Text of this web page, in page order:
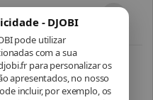
- DJOBI
pode utilizar
com a sua
para personalizar os
apresentados, no nosso
incluir, por exemplo, os
,Auscultadores para
Gaming Informática
Kraken – Noir – Casque
filaire multiplateforme